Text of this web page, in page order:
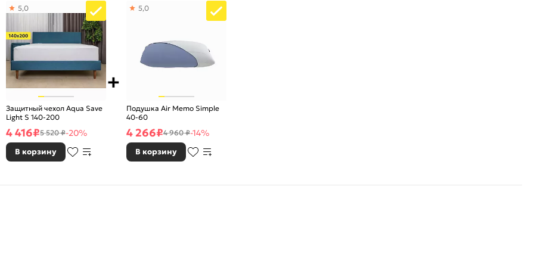
Защитный чехол Aqua Save
Light S 140-200
5,0
4 416₽5 520 ₽-20%
В корзину
Подушка Air Memo Simple
40-60
5,0
4 266₽4 960 ₽-14%
В корзину